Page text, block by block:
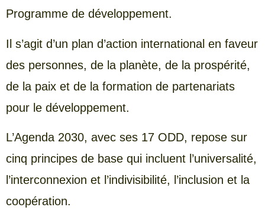
Programme de développement.
Il s’agit d’un plan d’action international en faveur
des personnes, de la planète, de la prospérité,
de la paix et de la formation de partenariats
pour le développement.
L’Agenda 2030, avec ses 17 ODD, repose sur
cinq principes de base qui incluent l’universalité,
l’interconnexion et l’indivisibilité, l’inclusion et la
coopération.